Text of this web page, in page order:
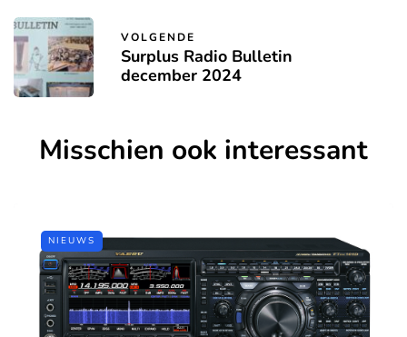
VOLGENDE
Surplus Radio Bulletin
december 2024
Misschien ook interessant
NIEUWS